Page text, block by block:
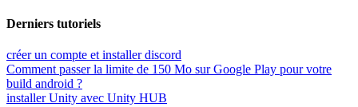
Derniers tutoriels
créer un compte et installer discord
Comment passer la limite de 150 Mo sur Google Play pour votre
build android ?
installer Unity avec Unity HUB